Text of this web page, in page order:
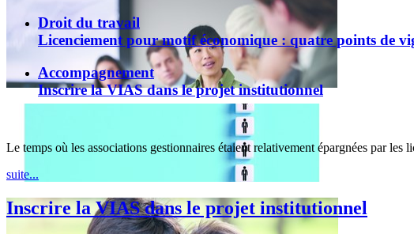
Droit du travail
Licenciement pour motif économique : quatre points de
Accompagnement
Inscrire la VIAS dans le projet institutionnel
Le temps où les associations gestionnaires étaient relativement épargnées par
suite...
Inscrire la VIAS dans le projet institutionnel